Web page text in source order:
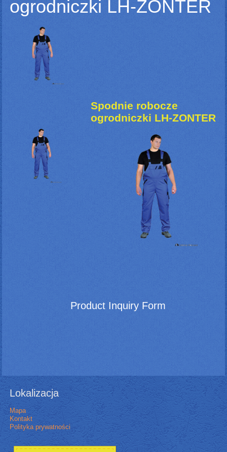
ogrodniczki LH-ZONTER
Spodnie robocze
ogrodniczki LH-ZONTER
Product Inquiry Form
Lokalizacja
Mapa
Kontakt
Polityka prywatności